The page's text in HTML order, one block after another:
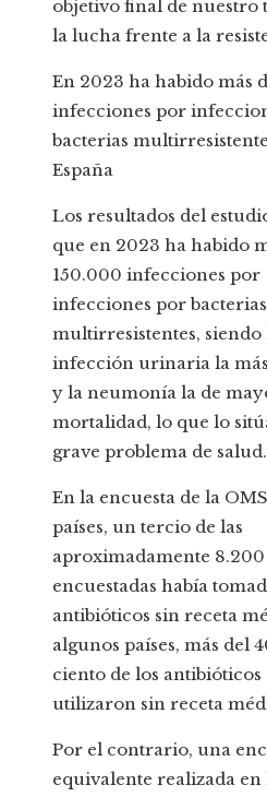
objetivo final de nuestro
la lucha frente a la
En 2023 ha habido más
infecciones por
bacterias
España
Los resultados del
que en 2023 ha habido
150.000 infecciones por
infecciones por bacterias
multirresistentes, siendo
infección urinaria la
y la neumonía la de
mortalidad, lo que lo
grave problema de salud.
En la encuesta de la
países, un tercio de las
aproximadamente 8.200
encuestadas había
antibióticos sin receta
algunos países, más del
ciento de los antibióticos
utilizaron sin receta
Por el contrario, una
equivalente realizada